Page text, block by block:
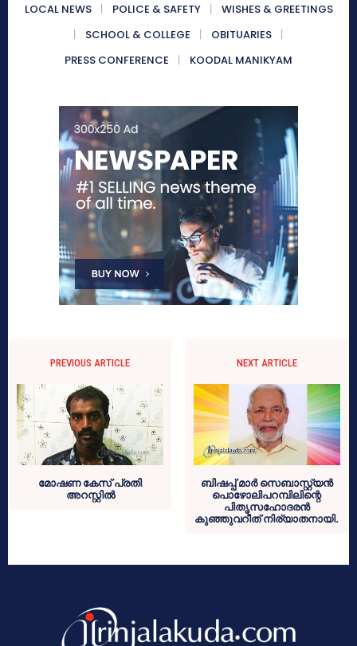
LOCAL NEWS POLICE & SAFETY
WISHES & GREETINGS
SCHOOL & COLLEGE
OBITUARIES
PRESS CONFERENCE
KOODAL MANIKYAM
PREVIOUS ARTICLE
മോഷണ കേസ് പ്രതി
അറസ്റ്റില്‍
NEXT ARTICLE
ബിഷപ്പ് മാര്‍ സെബാസ്റ്റ്യന്‍
പൊഴോലിപറമ്പിലിന്റെ
പിതൃസഹോദരന്‍
കുഞ്ഞുവറീത് നിര്യാതനായി.